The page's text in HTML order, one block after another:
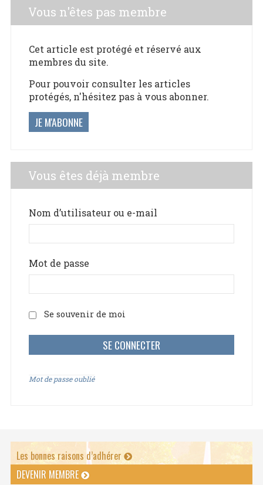
Vous n'êtes pas membre
Cet article est protégé et réservé aux
membres du site.
Pour pouvoir consulter les articles
protégés, n'hésitez pas à vous abonner.
JE M'ABONNE
Vous êtes déjà membre
Nom d’utilisateur ou e-mail
Mot de passe
Se souvenir de moi
Mot de passe oublié
Les bonnes raisons d’adhérer
DEVENIR MEMBRE